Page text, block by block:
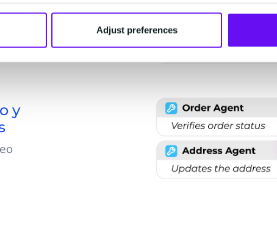
Adjust preferences
y Garantías
del cliente.
y